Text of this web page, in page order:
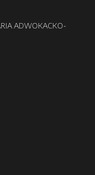
ADWOKACKO-